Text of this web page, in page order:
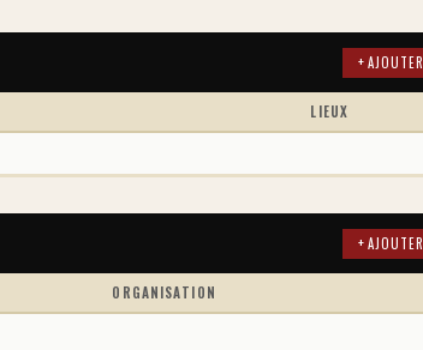
+ AJOUTER
LIEUX
+ AJOUTER
ORGANISATION